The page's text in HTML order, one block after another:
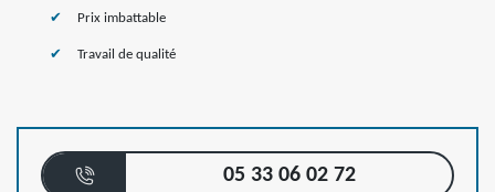
Prix imbattable
Travail de qualité
05 33 06 02 72